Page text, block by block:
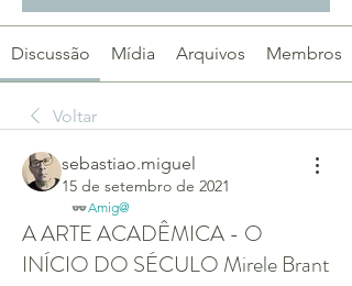
Discussão Mídia Arquivos Membros
Voltar
sebastiao.miguel
15 de setembro de 2021
Amig@
A ARTE ACADÊMICA - O
INÍCIO DO SÉCULO Mirele Brant